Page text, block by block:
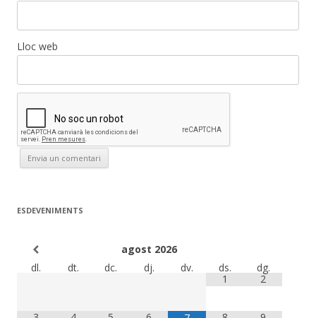
Lloc web
ESDEVENIMENTS
agost 2026
dl.
dt. dc. dj. dv. ds.
dg.
1
2